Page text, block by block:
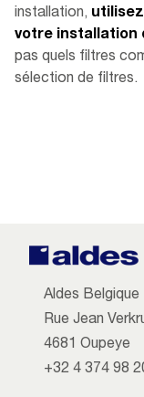
installation,
votre installation
pas quels filtres
sélection de filtres.
Aldes Belgique
Rue Jean
4681 Oupeye
+32 4 374 98